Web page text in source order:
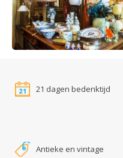
21 dagen bedenktijd
Antieke en vintage